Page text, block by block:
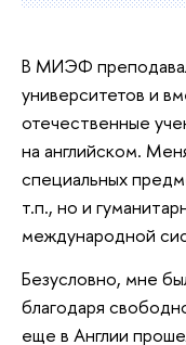
В МИЭФ
университетов и
отечественные
на английском.
специальных
т.п., но и
международной
Безусловно, мне
благодаря
еще в Англии